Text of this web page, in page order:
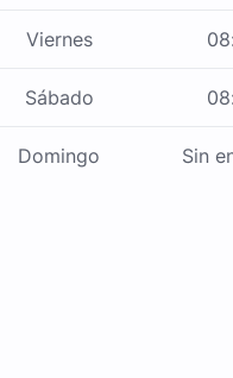
Viernes
Sábado
Domingo Sin